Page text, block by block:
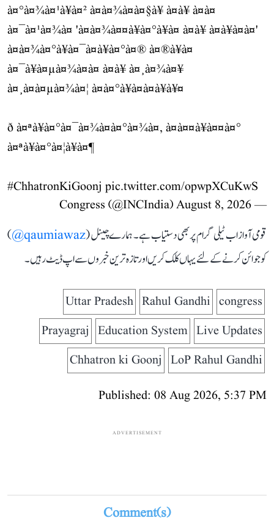
à¤°à¤¾à¤¹à¥à¤² à¤à¤¾à¤à¤§à¥ à¤à¥ à¤à¤
à¤¯à¤¹à¤¾à¤ 'à¤à¤¾à¤¤à¥à¤°à¥à¤ à¤à¥ à¤à¥à¤à¤'
à¤à¤¾à¤°à¥à¤¯à¤à¥à¤°à¤® à¤®à¥à¤
à¤¯à¥à¤µà¤¾à¤à¤ à¤à¥ à¤¸à¤¾à¤¥
à¤¸à¤à¤µà¤¾à¤¦ à¤à¤°à¥à¤à¤à¥à¥¤
ð à¤ªà¥à¤°à¤¯à¤¾à¤à¤°à¤¾à¤, à¤à¤¤à¥à¤¤à¤°
à¤ªà¥à¤°à¤¦à¥à¤¶
#ChhatronKiGoonj pic.twitter.com/opwpXCuKwS
— Congress (@INCIndia)
August 8, 2026
قومی آواز اب ٹیلی گرام پر بھی دستیاب ہے۔ ہمارے چینل (qaumiawaz@
)
کو جوائن کرنے کے لئے یہاں کلک کریں اور تازہ ترین خبروں سے اپ ڈیٹ رہیں۔
congress
Rahul Gandhi
Uttar Pradesh
Live Updates
Education System
Prayagraj
LoP Rahul Gandhi
Chhatron ki Goonj
Published: 08 Aug 2026, 5:37 PM
ADVERTISEMENT
Comment(s)